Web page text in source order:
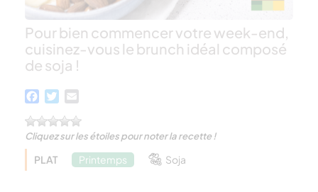
Pour bien commencer votre week-end,
cuisinez-vous le brunch idéal composé
de soja !
Facebook
Twitter
Cliquez sur les étoiles pour noter la recette !
PLAT Printemps Soja